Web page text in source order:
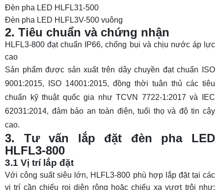
Đèn pha LED HLFL31-500
Đèn pha LED HLFL3V-500 vuông
2. Tiêu chuẩn và chứng nhận
HLFL3-800 đạt chuẩn IP66, chống bụi và chịu nước áp lực
cao
Sản phẩm được sản xuất trên dây chuyền đạt chuẩn ISO
9001:2015, ISO 14001:2015, đồng thời tuân thủ các tiêu
chuẩn kỹ thuật quốc gia như TCVN 7722-1:2017 và IEC
62031:2014, đảm bảo an toàn điện, tuổi thọ và độ tin cậy
cao.
3. Tư vấn lắp đặt đèn pha LED
HLFL3-800
3.1 Vị trí lắp đặt
Với công suất siêu lớn, HLFL3-800 phù hợp lắp đặt tại các
vị trí cần chiếu rọi diện rộng hoặc chiếu xa vượt trội như: